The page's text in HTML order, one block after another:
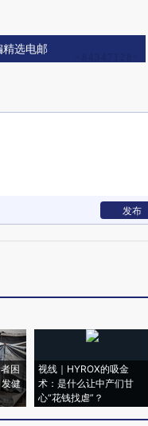
精选电邮
发布
困
健
视线｜HYROX的吸金
术：是什么让中产们甘
心“花钱找虐”？